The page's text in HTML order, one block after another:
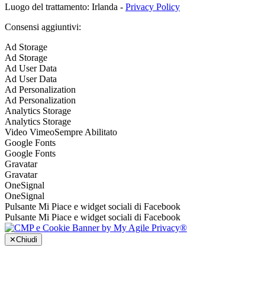
Luogo del trattamento: Irlanda - Privacy Policy
Consensi aggiuntivi:
Ad Storage
Ad Storage
Ad User Data
Ad User Data
Ad Personalization
Ad Personalization
Analytics Storage
Analytics Storage
Video VimeoSempre Abilitato
Google Fonts
Google Fonts
Gravatar
Gravatar
OneSignal
OneSignal
Pulsante Mi Piace e widget sociali di Facebook
Pulsante Mi Piace e widget sociali di Facebook
✕Chiudi